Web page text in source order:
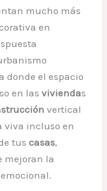
mucho más
en
donde el espacio
en lasviviendas
vertical
viva incluso en
tuscasas,
mejoran la